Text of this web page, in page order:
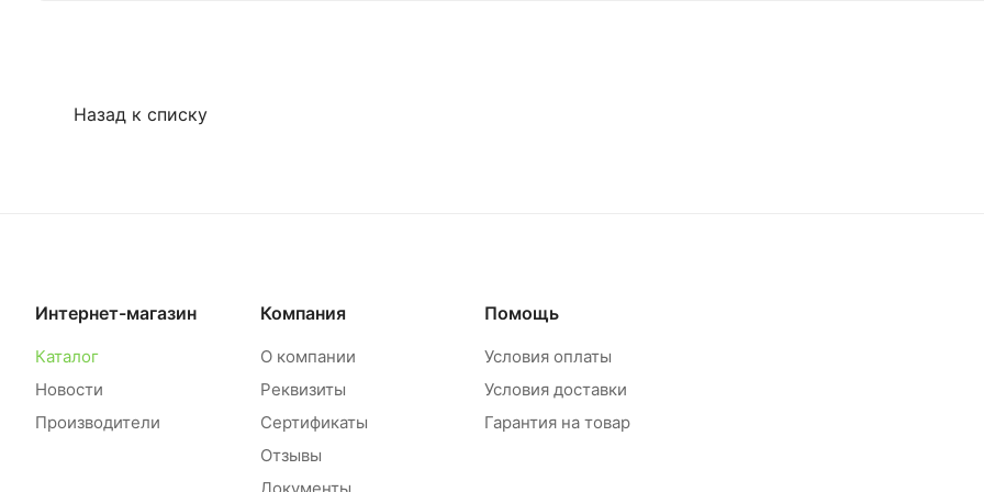
Назад к списку
Интернет-магазин
Каталог
Новости
Производители
Компания
О компании
Реквизиты
Сертификаты
Отзывы
Помощь
Условия оплаты
Условия доставки
Гарантия на товар